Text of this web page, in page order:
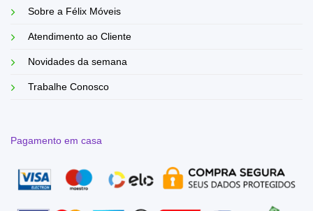
Sobre a Félix Móveis
Atendimento ao Cliente
Novidades da semana
Trabalhe Conosco
Pagamento em casa